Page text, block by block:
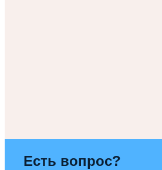
Есть вопрос?